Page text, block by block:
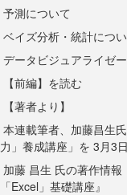
予測について
ベイズ分析・統計につ
データビジュアライゼ
【前編】を読む
【著者より】
本連載筆者、加藤昌生
力」養成講座」を 3月3
加藤 昌生 氏の著作情
「Excel」基礎講座』